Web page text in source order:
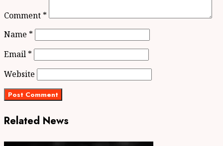
Comment *
Name *
Email *
Website
Related News